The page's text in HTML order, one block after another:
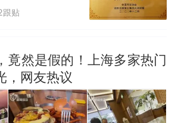
跟贴
竟然是假的！上海多家热门
，网友热议